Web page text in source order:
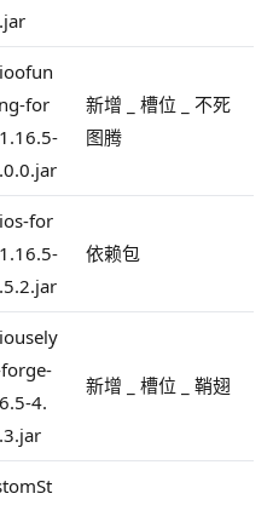
for
新增 _ 槽位 _ 不死
图腾
for
依赖包
4.
新增 _ 槽位 _ 鞘翅